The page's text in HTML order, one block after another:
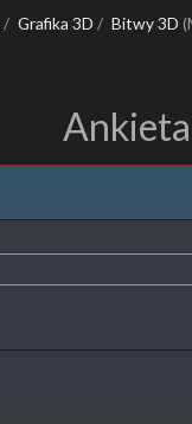
/ Grafika 3D / Bitwy 3D